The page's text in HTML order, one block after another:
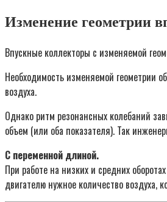
Изменение геометрии
Впускные коллекторы с изменяемой
Необходимость изменяемой геометрии
воздуха.
Однако ритм резонансных колебаний
объем (или оба показателя). Так
С переменной длиной.
При работе на низких и средних
двигателю нужное количество